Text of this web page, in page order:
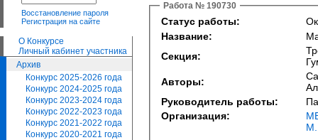
Восстановление пароля
Регистрация на сайте
О Конкурсе
Личный кабинет участника
Архив
Конкурс 2025-2026 года
Конкурс 2024-2025 года
Конкурс 2023-2024 года
Конкурс 2022-2023 года
Конкурс 2021-2022 года
Конкурс 2020-2021 года
Работа № 190730
Статус работы:
Название:
Секция:
Авторы:
Руководитель работы:
Организация: